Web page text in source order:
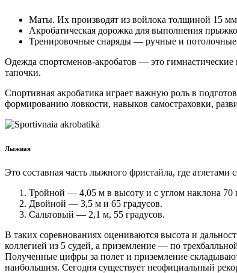
Маты. Их производят из войлока толщиной 15
Акробатическая дорожка для выполнения
Тренировочные снаряды — ручные и
Одежда спортсменов-акробатов — это
тапочки.
Спортивная акробатика играет важную роль в
формированию ловкости, навыков самостраховки,
Лыжная
Это составная часть лыжного фристайла, где
Тройной — 4,05 м в высоту и с углом наклона 70
Двойной — 3,5 м и 65 градусов.
Сальтовый — 2,1 м, 55 градусов.
В таких соревнованиях оцениваются высота и
коллегией из 5 судей, а приземление — по
Полученные цифры за полет и приземление
наибольшим. Сегодня существует неофициальный